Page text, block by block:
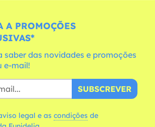
A PROMOÇÕES
saber das novidades e promoções
e-mail!
SUBSCREVER
legal e as condições